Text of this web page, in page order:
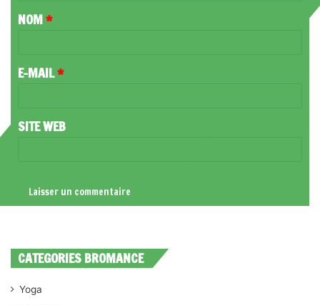
A
R
NOM*
E-MAIL*
SITE WEB
CATEGORIES BROMANCE
Yoga